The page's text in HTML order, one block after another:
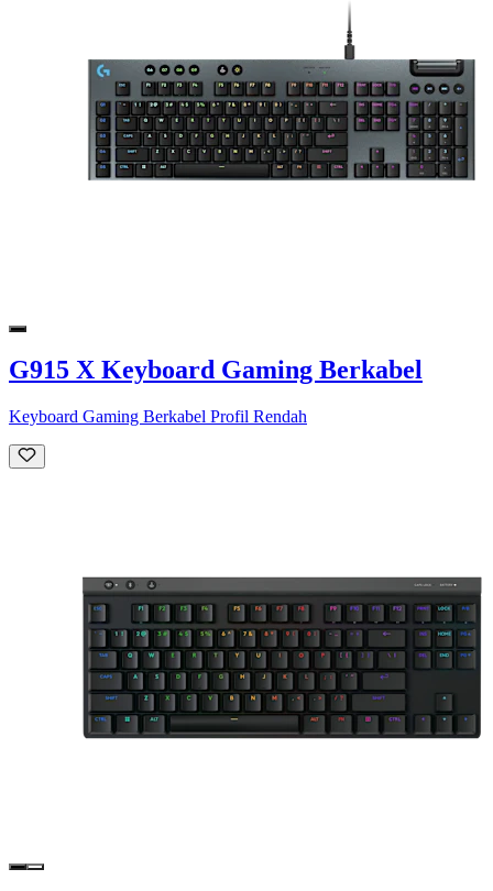
G915 X Keyboard Gaming Berkabel
Keyboard Gaming Berkabel Profil Rendah